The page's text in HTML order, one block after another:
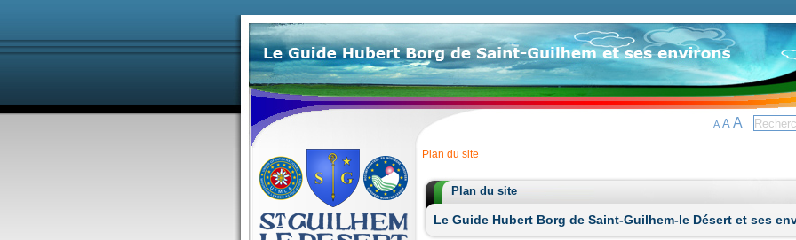
A A A
Plan du site
Plan du site
Le Guide Hubert Borg de Saint-Guilhem-le Désert et ses